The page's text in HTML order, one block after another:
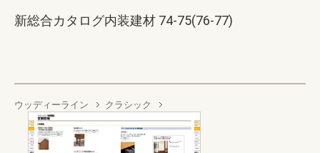
新総合カタログ内装建材 74-75(76-77)
ウッディーライン クラシック